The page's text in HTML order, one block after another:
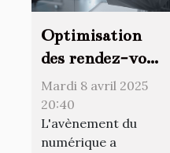
Optimisation
des rendez-vous
avec des
spécialistes de la
santé en ligne
Mardi 8 avril 2025
20:40
L'avènement du
numérique a